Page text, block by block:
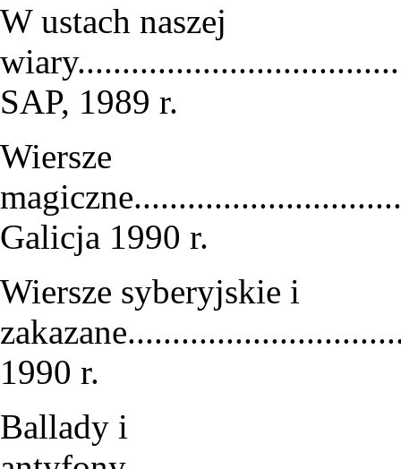
W ustach naszej
SAP, 1989 r.
Wiersze
Galicja 1990 r.
Wiersze syberyjskie i
1990 r.
Ballady i